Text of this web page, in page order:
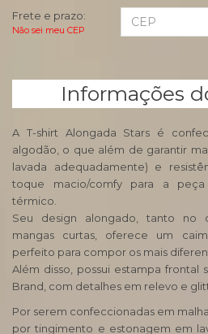
Frete e prazo:
Não sei meu CEP
Informações
A T-shirt Alongada Stars é
algodão, o que além de garantir
lavada adequadamente) e
toque macio/comfy para a
térmico.
Seu design alongado, tanto no
mangas curtas, oferece um
perfeito para compor os mais
Além disso, possui estampa frontal
Brand, com detalhes em relevo e
Por serem confeccionadas em
por tingimento e estonagem em